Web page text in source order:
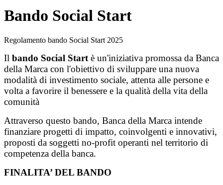
Bando Social Start
Regolamento bando Social Start 2025
Il bando Social Start è un'iniziativa promossa da Banca
della Marca con l'obiettivo di sviluppare una nuova
modalità di investimento sociale, attenta alle persone e
volta a favorire il benessere e la qualità della vita della
comunità
Attraverso questo bando, Banca della Marca intende
finanziare progetti di impatto, coinvolgenti e innovativi,
proposti da soggetti no-profit operanti nel territorio di
competenza della banca.
FINALITA’ DEL BANDO